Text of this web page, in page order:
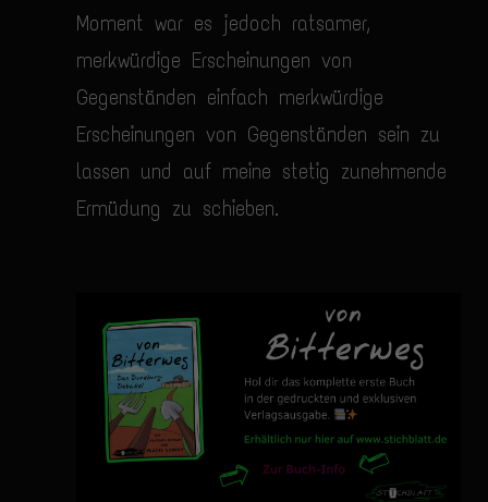
Moment war es jedoch ratsamer,
merkwürdige Erscheinungen von
Gegenständen einfach merkwürdige
Erscheinungen von Gegenständen sein zu
lassen und auf meine stetig zunehmende
Ermüdung zu schieben.